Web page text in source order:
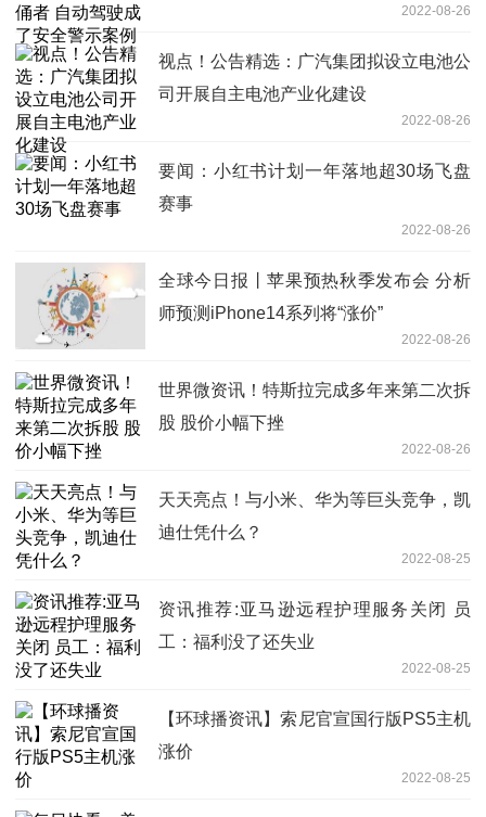
2022-08-26
视点！公告精选：广汽集团拟设立电池公
司开展自主电池产业化建设
2022-08-26
要闻：小红书计划一年落地超30场飞盘
赛事
2022-08-26
全球今日报丨苹果预热秋季发布会 分析
师预测iPhone14系列将“涨价”
2022-08-26
世界微资讯！特斯拉完成多年来第二次拆
股 股价小幅下挫
2022-08-26
天天亮点！与小米、华为等巨头竞争，凯
迪仕凭什么？
2022-08-25
资讯推荐:亚马逊远程护理服务关闭 员
工：福利没了还失业
2022-08-25
【环球播资讯】索尼官宣国行版PS5主机
涨价
2022-08-25